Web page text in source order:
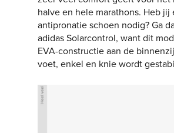
halve en hele marathons. Heb jij
antipronatie schoen nodig? Ga
adidas Solarcontrol, want dit
EVA-constructie aan de
voet, enkel en knie wordt